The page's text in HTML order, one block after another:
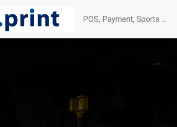
POS, Payment, Sports …